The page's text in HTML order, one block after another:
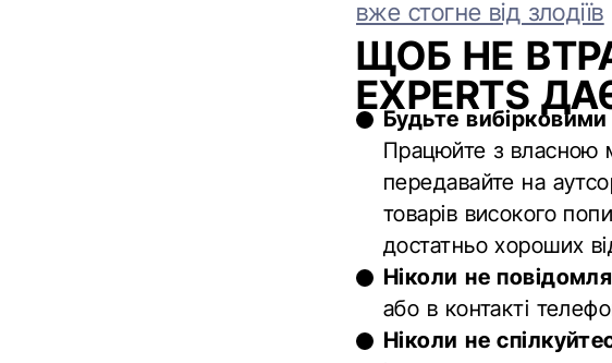
вже стогне від злодіїв
ЩОБ НЕ
EXPERTS
Будьте
Працюйте з власною
передавайте на
товарів високого
достатньо хороших
Ніколи не
або в контакті
Ніколи не